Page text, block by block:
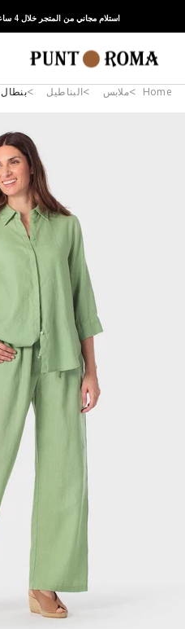
استلام مجاني من المتجر خلال 4 ساعات | توصيل مجاني خلال 2-4 أيام
Home ملابس البناطيل